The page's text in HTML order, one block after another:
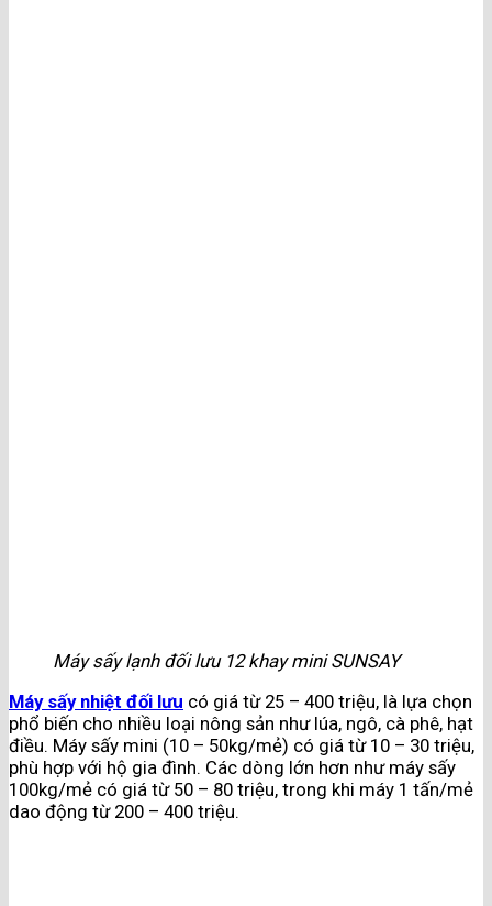
Máy sấy lạnh đối lưu 12 khay mini SUNSAY
Máy sấy nhiệt đối lưu có giá từ 25 – 400 triệu, là lựa chọn
phổ biến cho nhiều loại nông sản như lúa, ngô, cà phê, hạt
điều. Máy sấy mini (10 – 50kg/mẻ) có giá từ 10 – 30 triệu,
phù hợp với hộ gia đình. Các dòng lớn hơn như máy sấy
100kg/mẻ có giá từ 50 – 80 triệu, trong khi máy 1 tấn/mẻ
dao động từ 200 – 400 triệu.